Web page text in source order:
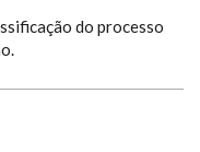
do processo